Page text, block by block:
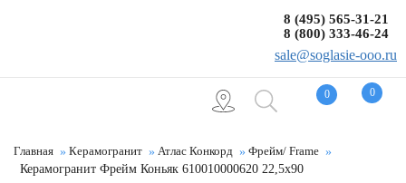
0 0
8 (495) 565-31-21
8 (800) 333-46-24
sale@soglasie-ooo.ru
Главная Керамогранит Атлас Конкорд
Фрейм/ Frame
Керамогранит Фрейм Коньяк 610010000620 22,5x90